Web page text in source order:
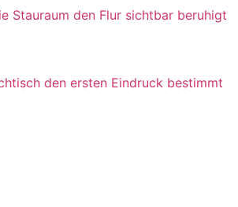
Stauraum den Flur sichtbar beruhigt
den ersten Eindruck bestimmt